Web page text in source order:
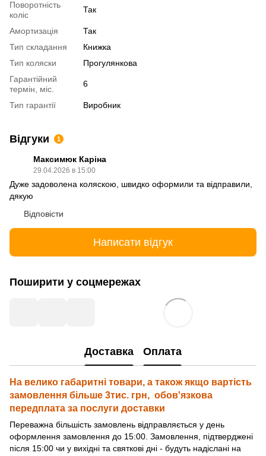
Поворотність
коліс
Так
Амортизація
Так
Тип складання
Книжка
Тип коляски
Прогулянкова
Гарантійний
термін, міс.
6
Тип гарантії Виробник
Відгуки 1
Максимюк Каріна
29.04.2026 в 15:00
Дуже задоволена коляскою, швидко оформили та відправили,
дякую
Відповісти
Написати відгук
Поширити у соцмережах
Доставка Оплата
На велико габаритні товари, а також якщо вартість
замовлення більше 3тис. грн, обов'язкова
передплата за послуги доставки
Переважна більшість замовлень відправляється у день
оформлення замовлення до 15:00. Замовлення, підтверджені
після 15:00 чи у вихідні та святкові дні - будуть надіслані на